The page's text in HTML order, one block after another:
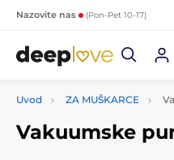
Nazovite nas (Pon-Pet 10-17)
Uvod ZA MUŠKARCE
Vakuumske